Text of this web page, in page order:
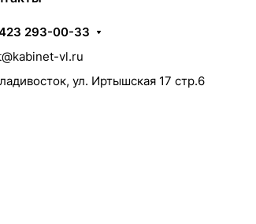
293-00-33
vl.ru
ул. Иртышская 17 стр.6